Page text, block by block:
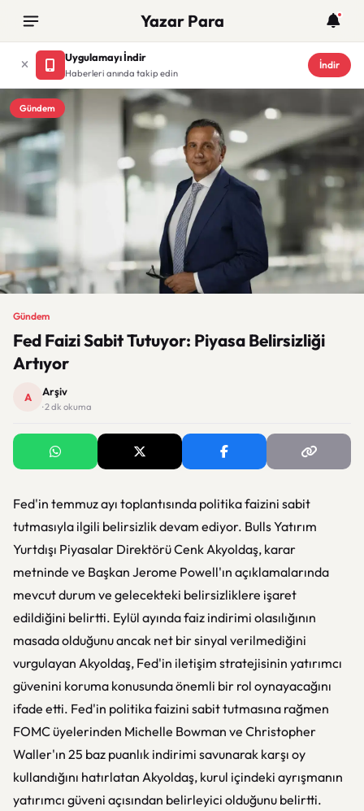
Yazar Para
Uygulamayı İndir
Haberleri anında takip edin
İndir
Gündem
Gündem
Fed Faizi Sabit Tutuyor: Piyasa Belirsizliği
Artıyor
A Arşiv
· 2 dk okuma
Fed'in temmuz ayı toplantısında politika faizini sabit
tutmasıyla ilgili belirsizlik devam ediyor. Bulls Yatırım
Yurtdışı Piyasalar Direktörü Cenk Akyoldaş, karar
metninde ve Başkan Jerome Powell'ın açıklamalarında
mevcut durum ve gelecekteki belirsizliklere işaret
edildiğini belirtti. Eylül ayında faiz indirimi olasılığının
masada olduğunu ancak net bir sinyal verilmediğini
vurgulayan Akyoldaş, Fed'in iletişim stratejisinin yatırımcı
güvenini koruma konusunda önemli bir rol oynayacağını
ifade etti. Fed'in politika faizini sabit tutmasına rağmen
FOMC üyelerinden Michelle Bowman ve Christopher
Waller'ın 25 baz puanlık indirimi savunarak karşı oy
kullandığını hatırlatan Akyoldaş, kurul içindeki ayrışmanın
yatırımcı güveni açısından belirleyici olduğunu belirtti.